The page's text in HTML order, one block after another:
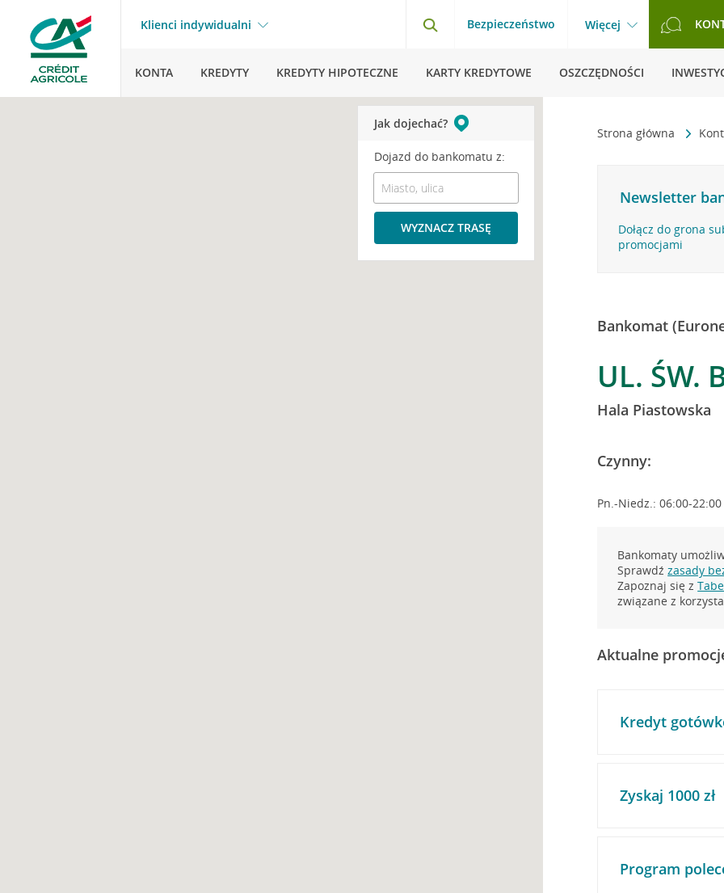
Klienci indywidualni Bezpieczeństwo Więcej
KONTA KREDYTY KREDYTY HIPOTECZNE KARTY KREDYTOWE OSZCZĘDNOŚCI
Strona główna
Newsletter
Dołącz do grona
promocjami
Bankomat
UL. ŚW.
Hala Piastowska
Czynny:
Pn.-Niedz.: 06:00-22:00
Bankomaty
Sprawdźzasady
Zapoznaj się z
związane z
Aktualne
Kredyt
Zyskaj 1000 zł
Program
Jak dojechać?
Dojazd do bankomatu z:
WYZNACZ TRASĘ